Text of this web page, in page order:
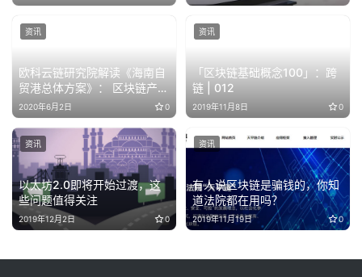
欧科云链研究院解读《海南自
贸港总体方案》： 区块链产业
的政策洼地与制度高地
2020年6月2日 0
资讯
「区块链基础概念100」：跨
链 | 012
2019年11月8日 0
资讯
以太坊2.0即将开始过渡，这
些问题值得关注
2019年12月2日 0
资讯
有人说区块链是骗钱的，你知
道法院都在用吗？
2019年11月19日 0
资讯